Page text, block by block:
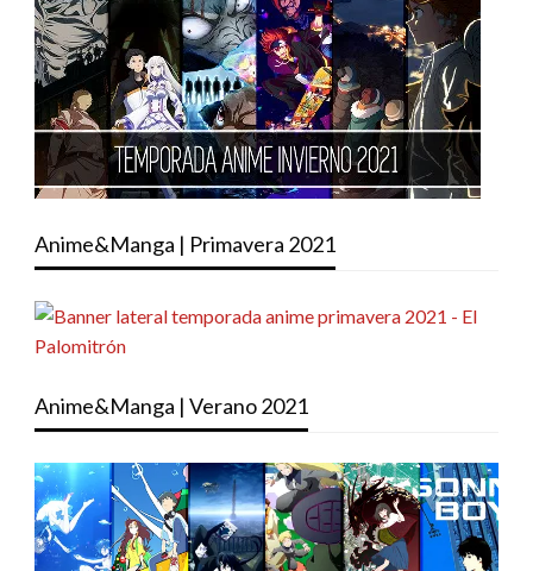
Anime&Manga | Primavera 2021
Anime&Manga | Verano 2021